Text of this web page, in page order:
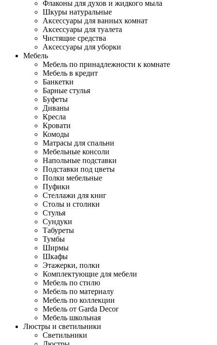
Флаконы для духов и жидкого мыла
Шкуры натуральные
Аксессуары для ванных комнат
Аксессуары для туалета
Чистящие средства
Аксессуары для уборки
Мебель
Мебель по принадлежности к комнате
Мебель в кредит
Банкетки
Барные стулья
Буфеты
Диваны
Кресла
Кровати
Комоды
Матрасы для спальни
Мебельные консоли
Напольные подставки
Подставки под цветы
Полки мебельные
Пуфики
Стеллажи для книг
Столы и столики
Стулья
Сундуки
Табуреты
Тумбы
Ширмы
Шкафы
Этажерки, полки
Комплектующие для мебели
Мебель по стилю
Мебель по материалу
Мебель по коллекции
Мебель от Garda Decor
Мебель школьная
Люстры и светильники
Светильники